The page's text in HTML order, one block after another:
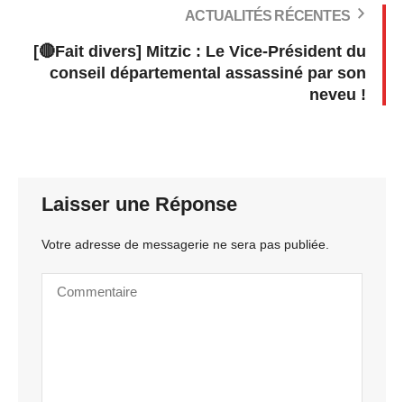
ACTUALITÉS RÉCENTES
[🔴Fait divers] Mitzic : Le Vice-Président du
conseil départemental assassiné par son
neveu !
Laisser une Réponse
Votre adresse de messagerie ne sera pas publiée.